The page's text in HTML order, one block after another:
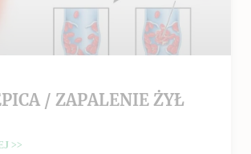
/ ZAPALENIE ŻYŁ
>>